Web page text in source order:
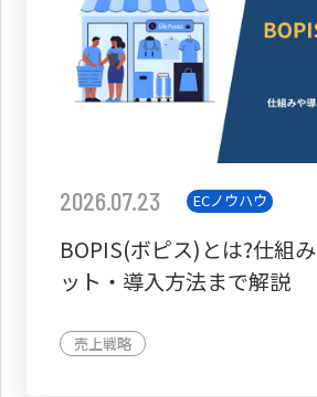
2026.07.23 ECノウハウ
BOPIS(ボピス)とは?仕組
ット・導入方法まで解説
売上戦略